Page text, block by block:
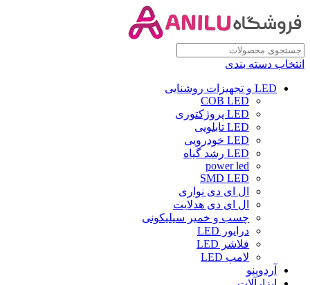
انتخاب دسته بندی
LED و تجهیزات روشنایی
COB LED
LED پروژکتوری
LED تابلویی
LED خودرویی
LED رشد گیاه
power led
SMD LED
ال ای دی نواری
ال ای دی هدلایت
چسب و خمیر سیلیکونی
درایور LED
فلاشر LED
لامپ LED
آردوینو